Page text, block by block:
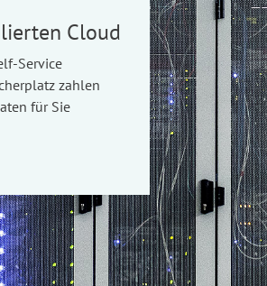
Cloud
Service
zahlen
für Sie